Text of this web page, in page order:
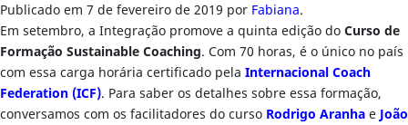
Publicado em 7 de fevereiro de 2019 por Fabiana.
Em setembro, a Integração promove a quinta edição doCurso de
Formação Sustainable Coaching. Com 70 horas, é o único no país
com essa carga horária certificado pela Internacional Coach
Federation (ICF). Para saber os detalhes sobre essa formação,
conversamos com os facilitadores do curso Rodrigo Aranhae João